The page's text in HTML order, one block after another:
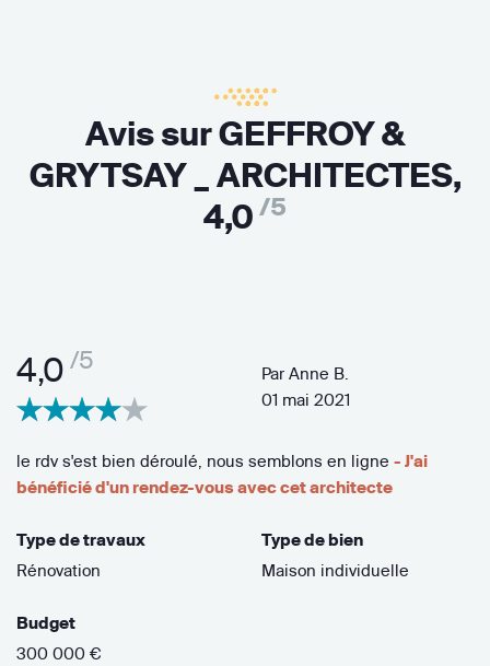
Avis sur GEFFROY &
GRYTSAY _ ARCHITECTES,
4,0 /5
4,0 /5 Par Anne B.
01 mai 2021
le rdv s'est bien déroulé, nous semblons en ligne - J'ai
bénéficié d'un rendez-vous avec cet architecte
Type de travaux
Rénovation
Type de bien
Maison individuelle
Budget
300 000 €